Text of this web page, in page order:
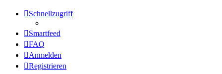
Schnellzugriff
Smartfeed
FAQ
Anmelden
Registrieren